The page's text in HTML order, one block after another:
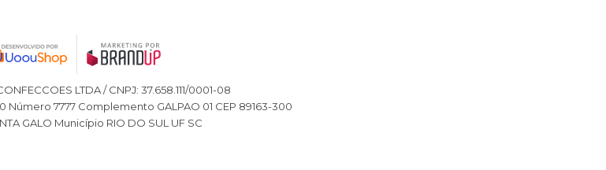
LTDA / CNPJ: 37.658.111/0001-08
Número 7777 Complemento GALPAO 01 CEP 89163-300
GALO Município RIO DO SUL UF SC